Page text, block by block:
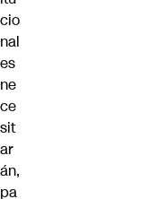
cio
nal
es
ne
ce
sit
ar
án,
pa